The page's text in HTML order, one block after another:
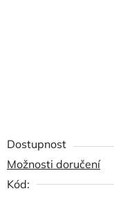
Dostupnost
Možnosti doručení
Kód: